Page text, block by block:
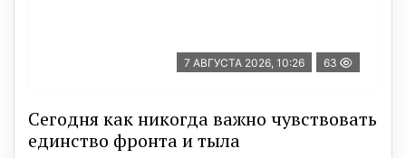
7 АВГУСТА 2026, 10:26 63
Сегодня как никогда важно чувствовать
единство фронта и тыла